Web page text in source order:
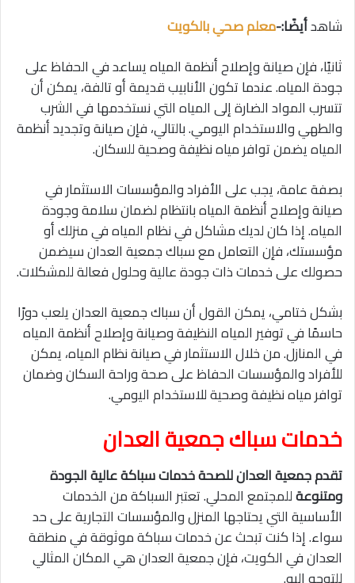
شاهدأيضًا:-معلم صحي بالكويت
ثانيًا، فإن صيانة وإصلاح أنظمة المياه يساعد في الحفاظ على
جودة المياه. عندما تكون الأنابيب قديمة أو تالفة، يمكن أن
تتسرب المواد الضارة إلى المياه التي نستخدمها في الشرب
والطهي والاستخدام اليومي. بالتالي، فإن صيانة وتجديد أنظمة
المياه يضمن توافر مياه نظيفة وصحية للسكان.
بصفة عامة، يجب على الأفراد والمؤسسات الاستثمار في
صيانة وإصلاح أنظمة المياه بانتظام لضمان سلامة وجودة
المياه. إذا كان لديك مشاكل في نظام المياه في منزلك أو
مؤسستك، فإن التعامل مع سباك جمعية العدان سيضمن
حصولك على خدمات ذات جودة عالية وحلول فعالة للمشكلات.
بشكل ختامي، يمكن القول أن سباك جمعية العدان يلعب دورًا
حاسمًا في توفير المياه النظيفة وصيانة وإصلاح أنظمة المياه
في المنازل. من خلال الاستثمار في صيانة نظام المياه، يمكن
للأفراد والمؤسسات الحفاظ على صحة وراحة السكان وضمان
توافر مياه نظيفة وصحية للاستخدام اليومي.
خدمات سباك جمعية العدان
تقدم جمعية العدان للصحة خدمات سباكة عالية الجودة
ومتنوعةللمجتمع المحلي. تعتبر السباكة من الخدمات
الأساسية التي يحتاجها المنزل والمؤسسات التجارية على حد
سواء. إذا كنت تبحث عن خدمات سباكة موثوقة في منطقة
العدان في الكويت، فإن جمعية العدان هي المكان المثالي